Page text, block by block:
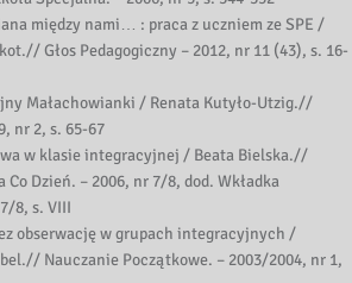
między nami… : praca z uczniem ze SPE /
Głos Pedagogiczny – 2012, nr 11 (43), s. 16-
Małachowianki / Renata Kutyło-Utzig.//
nr 2, s. 65-67
w klasie integracyjnej / Beata Bielska.//
Co Dzień. – 2006, nr 7/8, dod. Wkładka
8, s. VIII
obserwację w grupach integracyjnych /
Nauczanie Początkowe. – 2003/2004, nr 1,